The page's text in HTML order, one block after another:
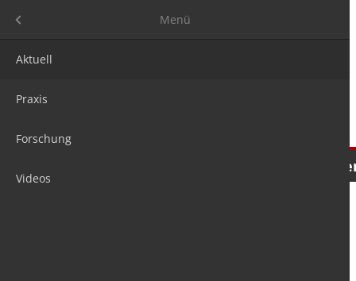
Menü
Aktuell
Praxis
Forschung
Videos